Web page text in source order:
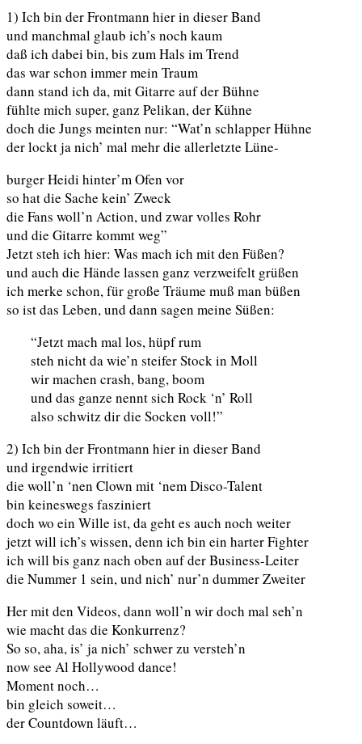
1) Ich bin der Frontmann hier in dieser Band
und manchmal glaub ich’s noch kaum
daß ich dabei bin, bis zum Hals im Trend
das war schon immer mein Traum
dann stand ich da, mit Gitarre auf der Bühne
fühlte mich super, ganz Pelikan, der Kühne
doch die Jungs meinten nur: “Wat’n schlapper Hühne
der lockt ja nich’ mal mehr die allerletzte Lüne-
burger Heidi hinter’m Ofen vor
so hat die Sache kein’ Zweck
die Fans woll’n Action, und zwar volles Rohr
und die Gitarre kommt weg”
Jetzt steh ich hier: Was mach ich mit den Füßen?
und auch die Hände lassen ganz verzweifelt grüßen
ich merke schon, für große Träume muß man büßen
so ist das Leben, und dann sagen meine Süßen:
“Jetzt mach mal los, hüpf rum
steh nicht da wie’n steifer Stock in Moll
wir machen crash, bang, boom
und das ganze nennt sich Rock ‘n’ Roll
also schwitz dir die Socken voll!”
2) Ich bin der Frontmann hier in dieser Band
und irgendwie irritiert
die woll’n ‘nen Clown mit ‘nem Disco-Talent
bin keineswegs fasziniert
doch wo ein Wille ist, da geht es auch noch weiter
jetzt will ich’s wissen, denn ich bin ein harter Fighter
ich will bis ganz nach oben auf der Business-Leiter
die Nummer 1 sein, und nich’ nur’n dummer Zweiter
Her mit den Videos, dann woll’n wir doch mal seh’n
wie macht das die Konkurrenz?
So so, aha, is’ ja nich’ schwer zu versteh’n
now see Al Hollywood dance!
Moment noch…
bin gleich soweit…
der Countdown läuft…